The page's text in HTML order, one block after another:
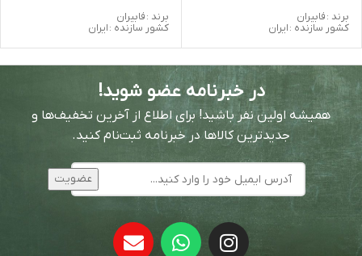
برند :فابیران
کشور سازنده :ایران
برند :فابیران
کشور سازنده :ایران
در خبرنامه عضو شوید!
همیشه اولین نفر باشید! برای اطلاع از آخرین تخفیف‌ها و
جدیدترین کالاها در خبرنامه ثبت‌نام کنید.